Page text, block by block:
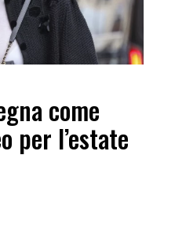
come
per l’estate